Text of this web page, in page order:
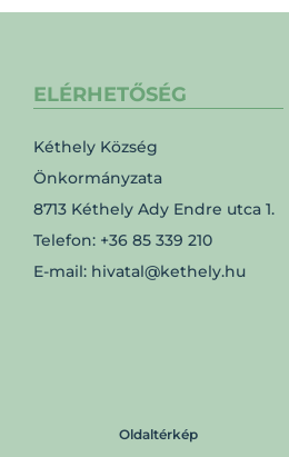
ELÉRHETŐSÉG
Kéthely Község
Önkormányzata
8713 Kéthely Ady Endre utca 1.
Telefon: +36 85 339 210
E-mail: hivatal@kethely.hu
Oldaltérkép